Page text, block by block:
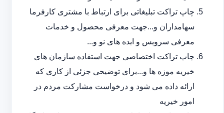
چاپ تراکت تبلیغاتی برای ارتباط با مشتری کارفرما
سهامداران و...جهت معرفی محصول و خدمات
معرفی سرویس و ایده های نو و...
چاپ تراکت اختصاصی جهت استفاده سازمان های
خیریه موزه ها و...برای توضیحی جزئی از کاری که
ارائه داده می شود و درخواست مشارکت مردم در
امور خیریه